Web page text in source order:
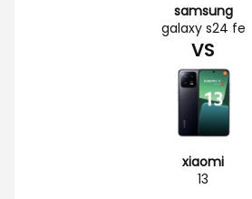
samsung
galaxy s24 fe
VS
xiaomi
13